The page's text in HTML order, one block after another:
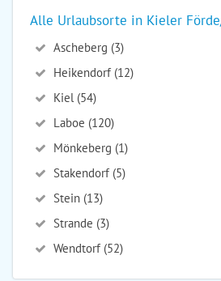
Alle Urlaubsorte in Kieler
Ascheberg (3)
Heikendorf (12)
Kiel (54)
Laboe (120)
Mönkeberg (1)
Stakendorf (5)
Stein (13)
Strande (3)
Wendtorf (52)